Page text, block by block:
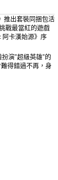
推出套裝同捆包活
戰最當紅的遊戲
阿卡漢始源》序
演”超級英雄”的
得錯過不再，身